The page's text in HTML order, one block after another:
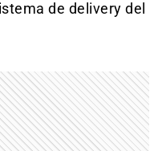
de delivery del